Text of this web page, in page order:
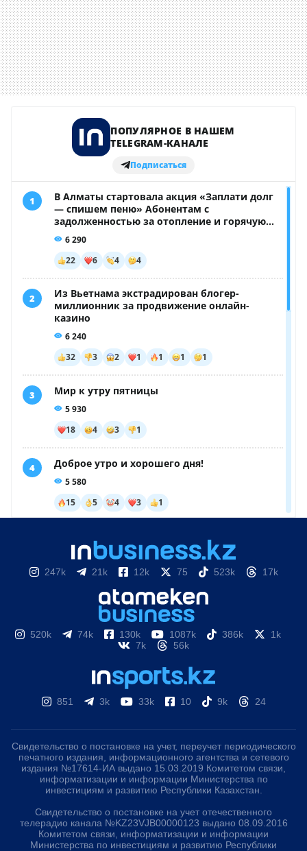
247k 21k 12k 75 523k 17k
520k 74k 130k 1087k 386k
1k
7k
56k
851 3k 33k 10 9k 24
Свидетельство о постановке на учет, переучет периодического
печатного издания, информационного агентства и сетевого
издания №17614-ИА выдано 15.03.2019 Комитетом связи,
информатизации и информации Министерства по
инвестициям и развитию Республики Казахстан.
Свидетельство о постановке на учет отечественного
телерадио канала №KZ23VJB00000123 выдано 08.09.2016
Комитетом связи, информатизации и информации
Министерства по инвестициям и развитию Республики